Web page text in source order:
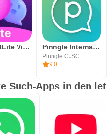
BunchatLite Video chat Pinngle International Calling
Pinngle CJSC
9.0
Such-Apps in den